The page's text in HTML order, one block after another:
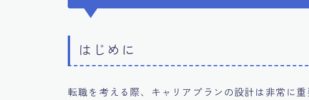
はじめに
転職を考える際、キャリアプランの設計は非常に